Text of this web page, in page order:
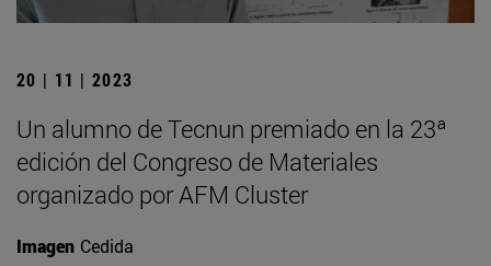
20 | 11 | 2023
Un alumno de Tecnun premiado en la 23ª
edición del Congreso de Materiales
organizado por AFM Cluster
Imagen Cedida